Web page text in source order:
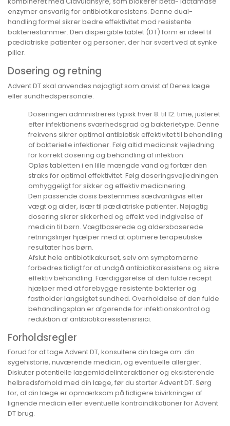
enzymer ansvarlig for antibiotikaresistens. Denne dual-
handling formel sikrer bedre effektivitet mod resistente
bakteriestammer. Den dispergible tablet (DT) form er ideel til
pædiatriske patienter og personer, der har svært ved at synke
piller.
Dosering og retning
Advent DT skal anvendes nøjagtigt som anvist af Deres læge
eller sundhedspersonale.
Doseringen administreres typisk hver 8. til 12. time, justeret
efter infektionens sværhedsgrad og bakterietype. Denne
frekvens sikrer optimal antibiotisk effektivitet til behandling
af bakterielle infektioner. Følg altid medicinsk vejledning
for korrekt dosering og behandling af infektion.
Opløs tabletten i en lille mængde vand og fortær den
straks for optimal effektivitet. Følg doseringsvejledningen
omhyggeligt for sikker og effektiv medicinering.
Den passende dosis bestemmes sædvanligvis efter
vægt og alder, især til pædiatriske patienter. Nøjagtig
dosering sikrer sikkerhed og effekt ved indgivelse af
medicin til børn. Vægtbaserede og aldersbaserede
retningslinjer hjælper med at optimere terapeutiske
resultater hos børn.
Afslut hele antibiotikakurset, selv om symptomerne
forbedres tidligt for at undgå antibiotikaresistens og sikre
effektiv behandling. Færdiggørelse af den fulde recept
hjælper med at forebygge resistente bakterier og
fastholder langsigtet sundhed. Overholdelse af den fulde
behandlingsplan er afgørende for infektionskontrol og
reduktion af antibiotikaresistensrisici.
Forholdsregler
Forud for at tage Advent DT, konsultere din læge om: din
sygehistorie, nuværende medicin, og eventuelle allergier.
Diskuter potentielle lægemiddelinteraktioner og eksisterende
helbredsforhold med din læge, før du starter Advent DT. Sørg
for, at din læge er opmærksom på tidligere bivirkninger af
lignende medicin eller eventuelle kontraindikationer for Advent
DT brug.